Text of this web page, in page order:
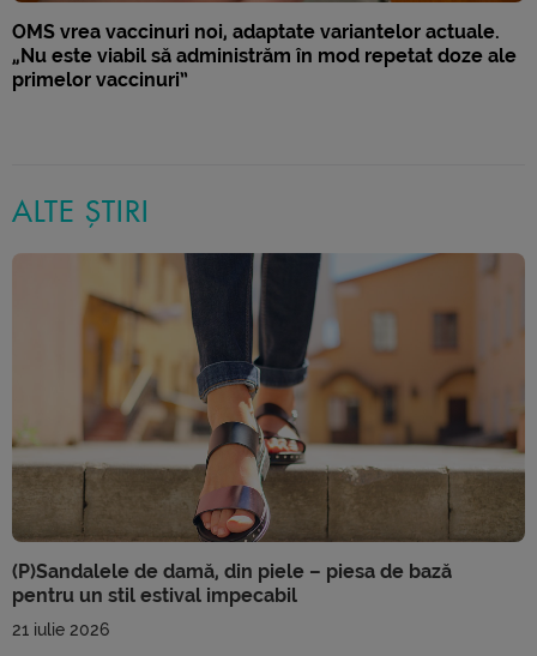
OMS vrea vaccinuri noi, adaptate variantelor actuale.
„Nu este viabil să administrăm în mod repetat doze ale
primelor vaccinuri”
ALTE ȘTIRI
(P)Sandalele de damă, din piele – piesa de bază
pentru un stil estival impecabil
21 iulie 2026